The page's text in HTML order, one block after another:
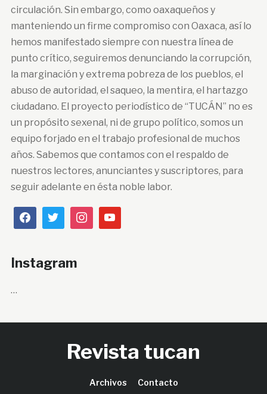
circulación. Sin embargo, como oaxaqueños y
manteniendo un firme compromiso con Oaxaca, así lo
hemos manifestado siempre con nuestra línea de
punto crítico, seguiremos denunciando la corrupción,
la marginación y extrema pobreza de los pueblos, el
abuso de autoridad, el saqueo, la mentira, el hartazgo
ciudadano. El proyecto periodístico de “TUCÁN” no es
un propósito sexenal, ni de grupo político, somos un
equipo forjado en el trabajo profesional de muchos
años. Sabemos que contamos con el respaldo de
nuestros lectores, anunciantes y suscriptores, para
seguir adelante en ésta noble labor.
Instagram
…
Revista tucan
Archivos Contacto